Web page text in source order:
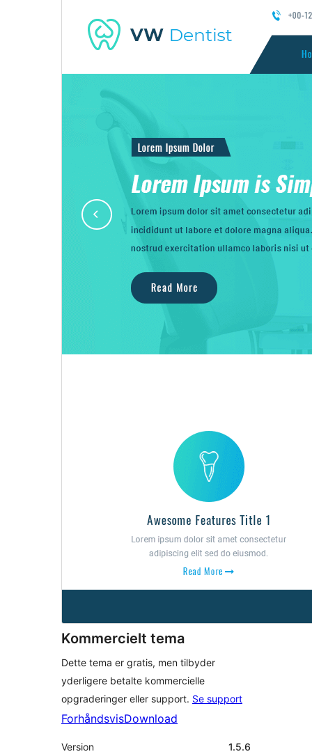
Kommercielt tema
Dette tema er gratis, men tilbyder
yderligere betalte kommercielle
opgraderinger eller support. Se support
ForhåndsvisDownload
Version
1.5.6